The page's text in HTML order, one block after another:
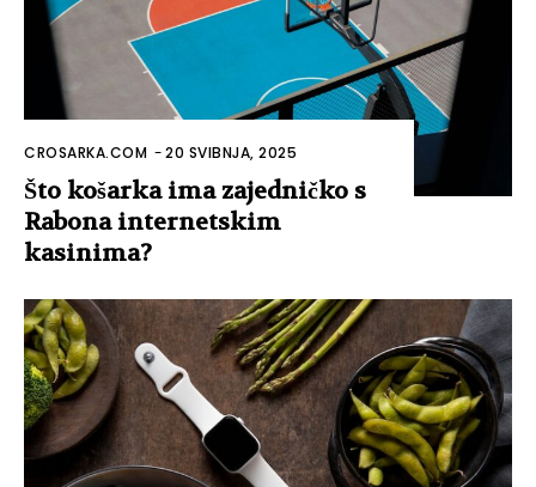
CROSARKA.COM -20 SVIBNJA, 2025
Što košarka ima zajedničko s
Rabona internetskim
kasinima?